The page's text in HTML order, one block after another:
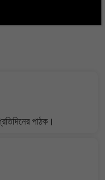
পাঠক।